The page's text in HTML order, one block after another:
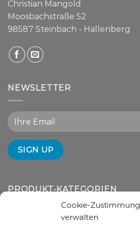
Cookie-Zustimmung
verwalten
Christian Mangold
Moosbachstraße 52
98587 Steinbach - Hallenberg
NEWSLETTER
PRODUKT-KATEGORIEN
Liftsysteme (7)